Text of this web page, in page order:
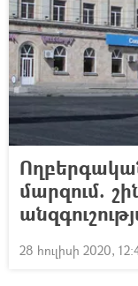
մարզում.
28 հուլիսի 2020,